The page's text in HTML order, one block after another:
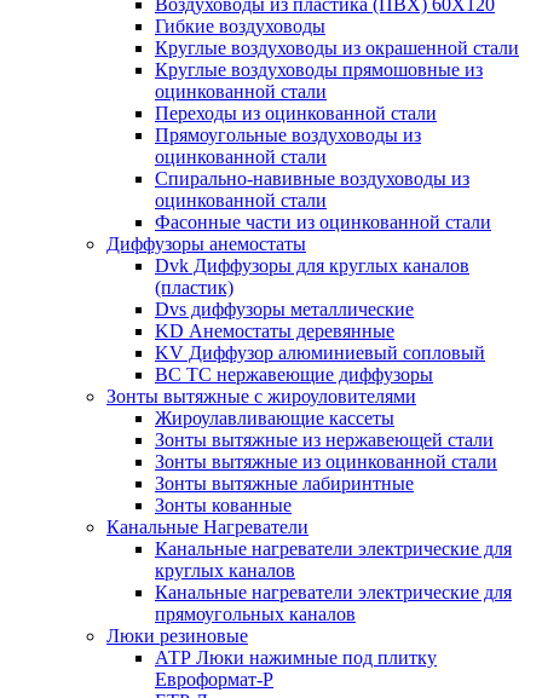
Воздуховоды из пластика (ПВХ) 60Х120
Гибкие воздуховоды
Круглые воздуховоды из окрашенной стали
Круглые воздуховоды прямошовные из
оцинкованной стали
Переходы из оцинкованной стали
Прямоугольные воздуховоды из
оцинкованной стали
Спирально-навивные воздуховоды из
оцинкованной стали
Фасонные части из оцинкованной стали
Диффузоры анемостаты
Dvk Диффузоры для круглых каналов
(пластик)
Dvs диффузоры металлические
KD Анемостаты деревянные
KV Диффузор алюминиевый сопловый
ВС ТС нержавеющие диффузоры
Зонты вытяжные с жироуловителями
Жироулавливающие кассеты
Зонты вытяжные из нержавеющей стали
Зонты вытяжные из оцинкованной стали
Зонты вытяжные лабиринтные
Зонты кованные
Канальные Нагреватели
Канальные нагреватели электрические для
круглых каналов
Канальные нагреватели электрические для
прямоугольных каналов
Люки резиновые
АТР Люки нажимные под плитку
Евроформат-Р